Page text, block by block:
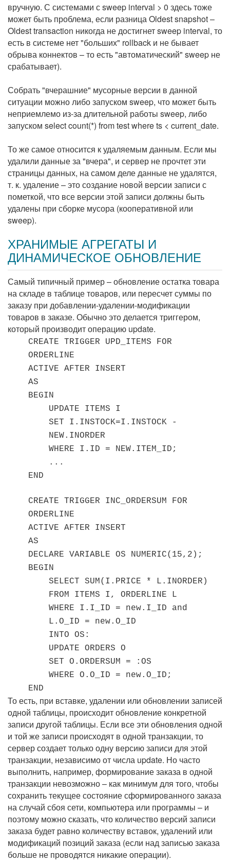
вручную. С системами с sweep interval > 0 здесь тоже
может быть проблема, если разница Oldest snapshot –
Oldest transaction никогда не достигнет sweep interval, то
есть в системе нет "больших" rollback и не бывает
обрыва коннектов – то есть "автоматический" sweep не
срабатывает).
Собрать "вчерашние" мусорные версии в данной
ситуации можно либо запуском sweep, что может быть
неприемлемо из-за длительной работы sweep, либо
запуском select count(*) from test where ts < current_date.
То же самое относится к удаляемым данным. Если мы
удалили данные за "вчера", и сервер не прочтет эти
страницы данных, на самом деле данные не удалятся,
т. к. удаление – это создание новой версии записи с
пометкой, что все версии этой записи должны быть
удалены при сборке мусора (кооперативной или
sweep).
ХРАНИМЫЕ АГРЕГАТЫ И
ДИНАМИЧЕСКОЕ ОБНОВЛЕНИЕ
Самый типичный пример – обновление остатка товара
на складе в таблице товаров, или пересчет суммы по
заказу при добавлении-удалении-модификации
товаров в заказе. Обычно это делается триггером,
который производит операцию update.
CREATE TRIGGER UPD_ITEMS FOR
ORDERLINE
ACTIVE AFTER INSERT
AS
BEGIN
UPDATE ITEMS I
SET I.INSTOCK=I.INSTOCK -
NEW.INORDER
WHERE I.ID = NEW.ITEM_ID;
...
END
CREATE TRIGGER INC_ORDERSUM FOR
ORDERLINE
ACTIVE AFTER INSERT
AS
DECLARE VARIABLE OS NUMERIC(15,2);
BEGIN
SELECT SUM(I.PRICE * L.INORDER)
FROM ITEMS I, ORDERLINE L
WHERE I.I_ID = new.I_ID and
L.O_ID = new.O_ID
INTO OS:
UPDATE ORDERS O
SET O.ORDERSUM = :OS
WHERE O.O_ID = new.O_ID;
END
То есть, при вставке, удалении или обновлении записей
одной таблицы, происходит обновление конкретной
записи другой таблицы. Если все эти обновления одной
и той же записи происходят в одной транзакции, то
сервер создает только одну версию записи для этой
транзакции, независимо от числа update. Но часто
выполнить, например, формирование заказа в одной
транзакции невозможно – как минимум для того, чтобы
сохранить текущее состояние сформированного заказа
на случай сбоя сети, компьютера или программы – и
поэтому можно сказать, что количество версий записи
заказа будет равно количеству вставок, удалений или
модификаций позиций заказа (если над записью заказа
больше не проводятся никакие операции).